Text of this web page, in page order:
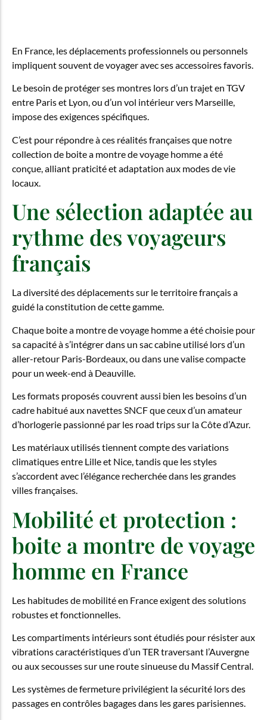
En France, les déplacements professionnels ou personnels
impliquent souvent de voyager avec ses accessoires favoris.
Le besoin de protéger ses montres lors d’un trajet en TGV
entre Paris et Lyon, ou d’un vol intérieur vers Marseille,
impose des exigences spécifiques.
C’est pour répondre à ces réalités françaises que notre
collection de boite a montre de voyage homme a été
conçue, alliant praticité et adaptation aux modes de vie
locaux.
Une sélection adaptée au
rythme des voyageurs
français
La diversité des déplacements sur le territoire français a
guidé la constitution de cette gamme.
Chaque boite a montre de voyage homme a été choisie pour
sa capacité à s’intégrer dans un sac cabine utilisé lors d’un
aller-retour Paris-Bordeaux, ou dans une valise compacte
pour un week-end à Deauville.
Les formats proposés couvrent aussi bien les besoins d’un
cadre habitué aux navettes SNCF que ceux d’un amateur
d’horlogerie passionné par les road trips sur la Côte d’Azur.
Les matériaux utilisés tiennent compte des variations
climatiques entre Lille et Nice, tandis que les styles
s’accordent avec l’élégance recherchée dans les grandes
villes françaises.
Mobilité et protection :
boite a montre de voyage
homme en France
Les habitudes de mobilité en France exigent des solutions
robustes et fonctionnelles.
Les compartiments intérieurs sont étudiés pour résister aux
vibrations caractéristiques d’un TER traversant l’Auvergne
ou aux secousses sur une route sinueuse du Massif Central.
Les systèmes de fermeture privilégient la sécurité lors des
passages en contrôles bagages dans les gares parisiennes.